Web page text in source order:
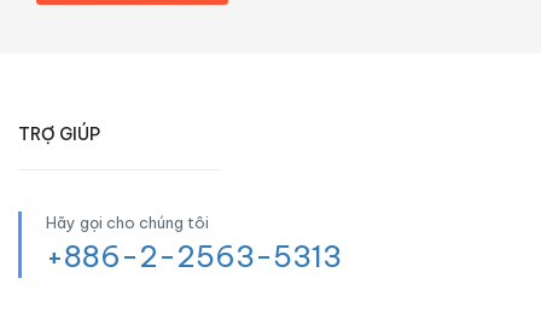
TRỢ GIÚP
Hãy gọi cho chúng tôi
+886-2-2563-5313